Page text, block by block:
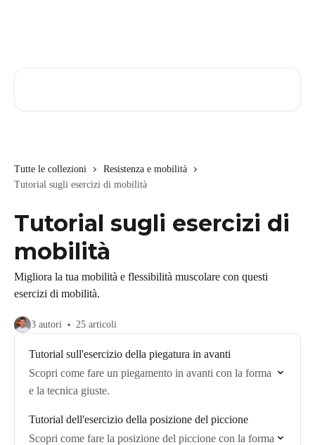
Tutte le collezioni
Resistenza e mobilità
Tutorial sugli esercizi di mobilità
Tutorial sugli esercizi di
mobilità
Migliora la tua mobilità e flessibilità muscolare con questi
esercizi di mobilità.
3 autori 25 articoli
Tutorial sull'esercizio della piegatura in avanti
Scopri come fare un piegamento in avanti con la forma
e la tecnica giuste.
Tutorial dell'esercizio della posizione del piccione
Scopri come fare la posizione del piccione con la forma